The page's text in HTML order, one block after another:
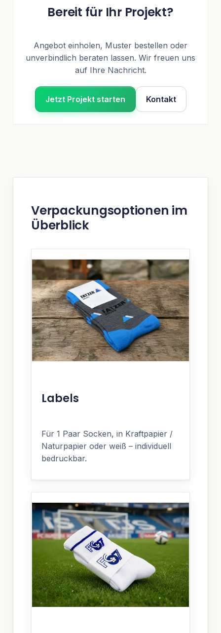
Bereit für Ihr Projekt?
Angebot einholen, Muster bestellen oder
unverbindlich beraten lassen. Wir freuen uns
auf Ihre Nachricht.
Jetzt Projekt starten Kontakt
Verpackungsoptionen im
Überblick
Labels
Für 1 Paar Socken, in Kraftpapier /
Naturpapier oder weiß – individuell
bedruckbar.